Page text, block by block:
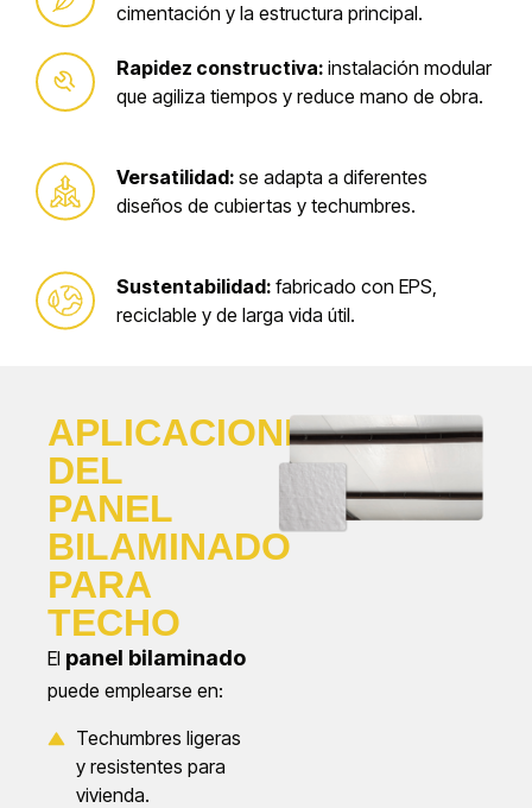
cimentación y la estructura principal.
Rapidez constructiva: instalación modular
que agiliza tiempos y reduce mano de obra.
Versatilidad: se adapta a diferentes
diseños de cubiertas y techumbres.
Sustentabilidad: fabricado con EPS,
reciclable y de larga vida útil.
APLICACIONES
DEL
PANEL
BILAMINADO
PARA
TECHO
El panel bilaminado
puede emplearse en:
Techumbres ligeras
y resistentes para
vivienda.